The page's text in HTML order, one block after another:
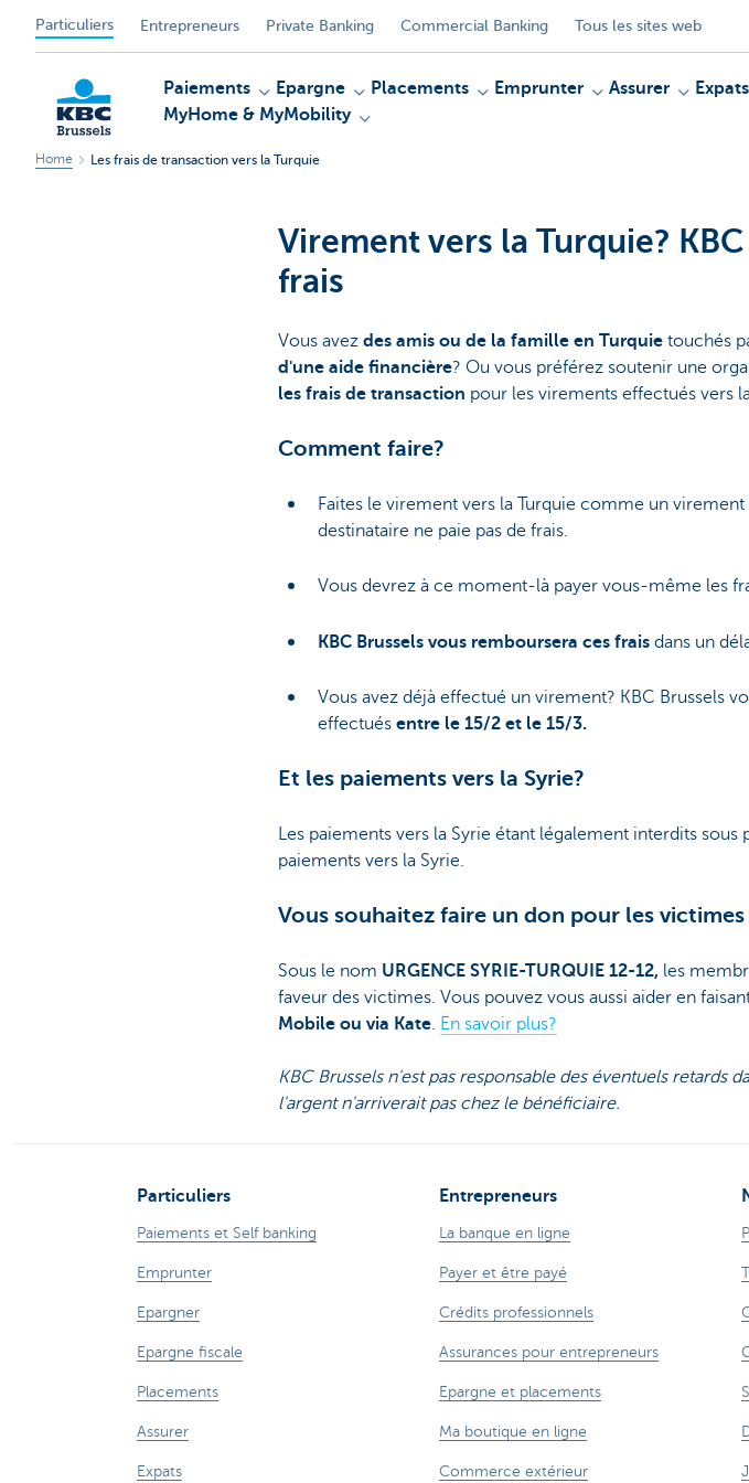
Particuliers Entrepreneurs Private Banking Commercial Banking Tous les sites web
Paiements Epargne Placements Emprunter Assurer
Expats
MyHome & MyMobility
Home Les frais de transaction vers la Turquie
Virement vers la Turquie?
frais
Vous avez des amis ou de la famille en Turquie touchés
d'une aide financière? Ou vous préférez soutenir une
les frais de transaction pour les virements effectués vers
Comment faire?
Faites le virement vers la Turquie comme un virement
destinataire ne paie pas de frais.
Vous devrez à ce moment-là payer vous-même les
KBC Brussels vous remboursera ces frais dans un
Vous avez déjà effectué un virement? KBC Brussels
effectués entre le 15/2 et le 15/3.
Et les paiements vers la Syrie?
Les paiements vers la Syrie étant légalement interdits
paiements vers la Syrie.
Vous souhaitez faire un don pour les
Sous le nom URGENCE SYRIE-TURQUIE 12-12, les
faveur des victimes. Vous pouvez vous aussi aider en
Mobile ou via Kate. En savoir plus?
KBC Brussels n'est pas responsable des éventuels retards
l'argent n'arriverait pas chez le bénéficiaire.
Particuliers
Paiements et Self banking
Emprunter
Epargner
Epargne fiscale
Placements
Assurer
Expats
Entrepreneurs
La banque en ligne
Payer et être payé
Crédits professionnels
Assurances pour entrepreneurs
Epargne et placements
Ma boutique en ligne
Commerce extérieur